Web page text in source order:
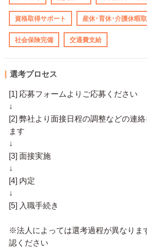
資格取得サポート 産休･育休･介護休暇
社会保険完備 交通費支給
選考プロセス
[1] 応募フォームよりご応募ください
↓
[2] 弊社より面接日程の調整などの連
ます
↓
[3] 面接実施
↓
[4] 内定
↓
[5] 入職手続き
※法人によっては選考過程が異なりま
認ください